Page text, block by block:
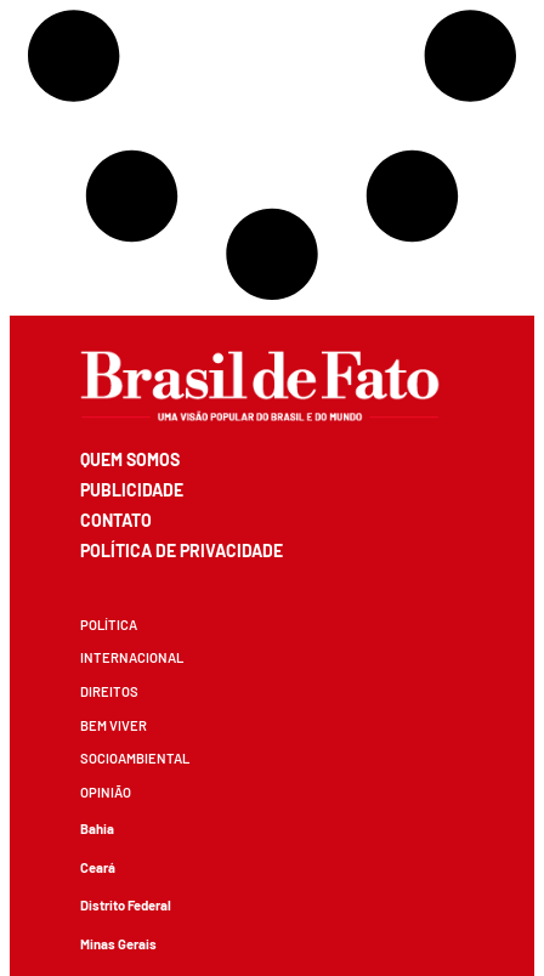
QUEM SOMOS
PUBLICIDADE
CONTATO
POLÍTICA DE PRIVACIDADE
POLÍTICA
INTERNACIONAL
DIREITOS
BEM VIVER
SOCIOAMBIENTAL
OPINIÃO
Bahia
Ceará
Distrito Federal
Minas Gerais